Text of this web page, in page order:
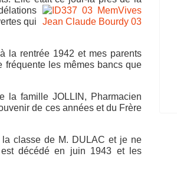
qui
la rentrée 1942 et mes parents
fréquente les mêmes bancs que
la famille JOLLIN, Pharmacien
de ces années et du Frère
la classe de M. DULAC et je ne
décédé en juin 1943 et les